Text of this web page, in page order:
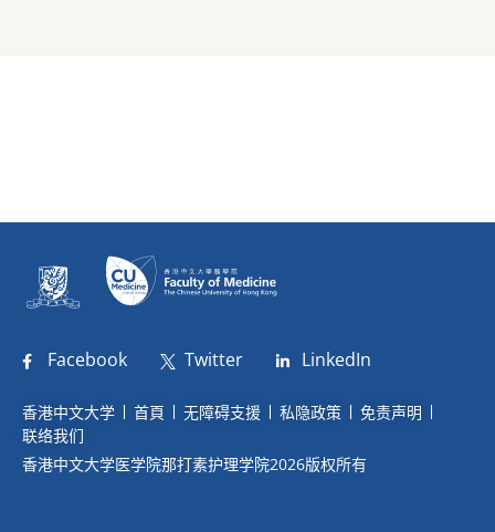
Facebook Twitter LinkedIn
香港中文大学 首頁 无障碍支援 私隐政策
免责声明
联络我们
香港中文大学医学院那打素护理学院2026版权所有